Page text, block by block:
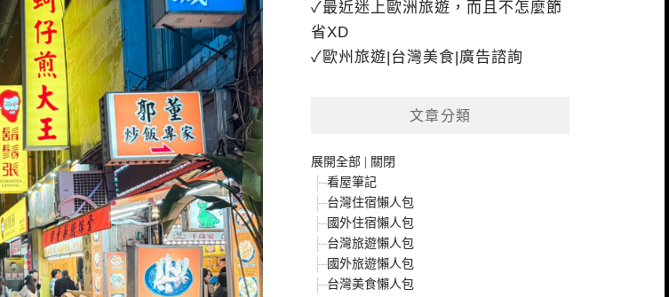
✓最近迷上歐洲旅遊，而且不怎麼節
省XD
✓歐州旅遊|台灣美食|廣告諮詢
文章分類
展開全部
關閉
看屋筆記
台灣住宿懶人包
國外住宿懶人包
台灣旅遊懶人包
國外旅遊懶人包
台灣美食懶人包